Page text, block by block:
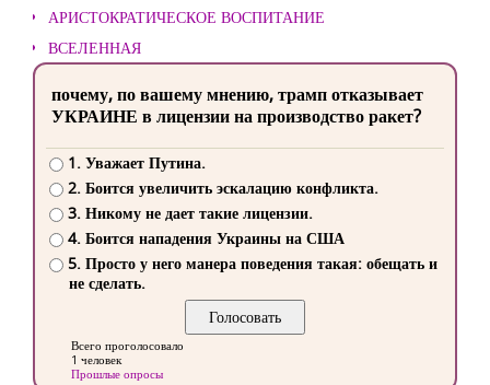
АРИСТОКРАТИЧЕСКОЕ ВОСПИТАНИЕ
ВСЕЛЕННАЯ
почему, по вашему мнению, трамп отказывает
УКРАИНЕ в лицензии на производство ракет?
1. Уважает Путина.
2. Боится увеличить эскалацию конфликта.
3. Никому не дает такие лицензии.
4. Боится нападения Украины на США
5. Просто у него манера поведения такая: обещать и
не сделать.
Всего проголосовало
1 человек
Прошлые опросы